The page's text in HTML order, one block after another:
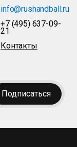
info@rushandball.ru
+7 (495) 637-09-
21
Контакты
Подписаться